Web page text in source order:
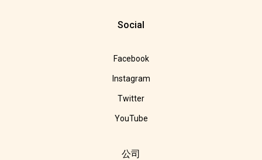
Social
Facebook
Instagram
Twitter
YouTube
公司